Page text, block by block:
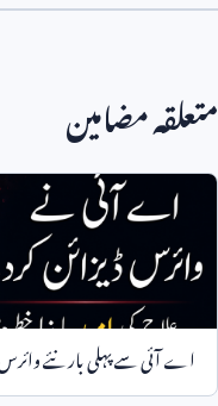
متعلقہ مضامین
اے آئی سے پہلی بار نئے وائرس